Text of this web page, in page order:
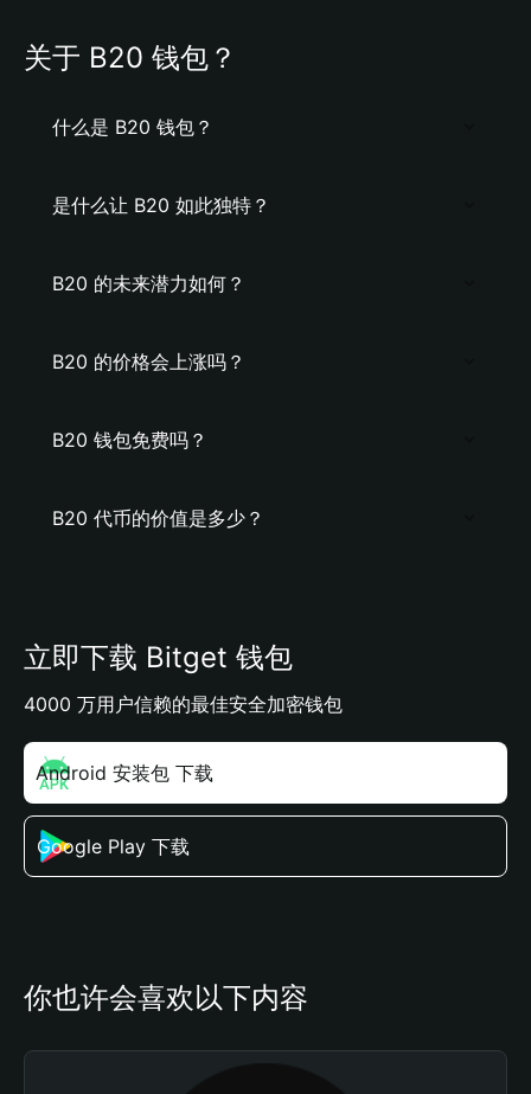
关于 B20 钱包？
什么是 B20 钱包？
是什么让 B20 如此独特？
B20 的未来潜力如何？
B20 的价格会上涨吗？
B20 钱包免费吗？
B20 代币的价值是多少？
立即下载 Bitget 钱包
4000 万用户信赖的最佳安全加密钱包
Android 安装包 下载
Google Play 下载
你也许会喜欢以下内容